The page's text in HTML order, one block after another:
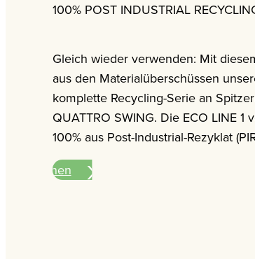
100% POST INDUSTRIAL
Gleich wieder verwenden: Mit
aus den Materialüberschüssen
komplette Recycling-Serie an
QUATTRO SWING. Die ECO LINE
100% aus Post-Industrial-Rezyklat